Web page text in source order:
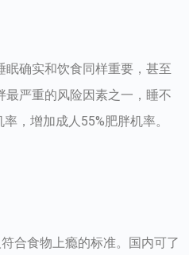
眠确实和饮食同样重要，甚至
最严重的风险因素之一，睡不
，增加成人55%肥胖机率。
合食物上瘾的标准。国内可了